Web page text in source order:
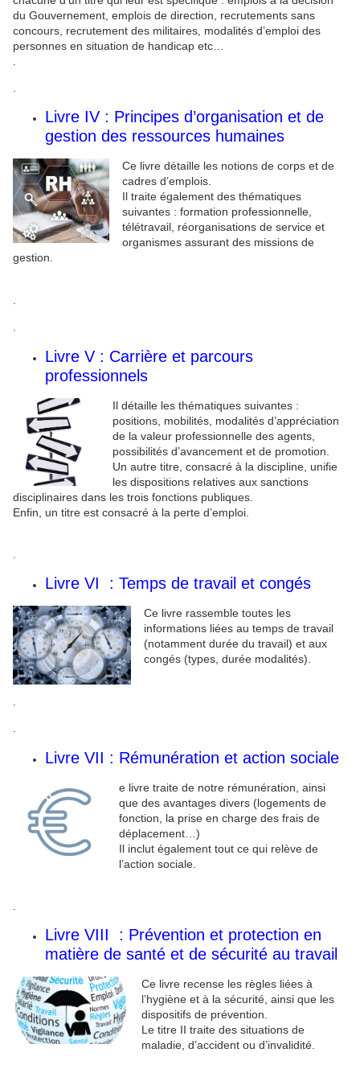
du Gouvernement, emplois de direction, recrutements sans
concours, recrutement des militaires, modalités d’emploi des
personnes en situation de handicap etc…
Livre IV : Principes d’organisation et de
gestion des ressources humaines
Ce livre détaille les notions de corps et de
cadres d’emplois.
Il traite également des thématiques
suivantes : formation professionnelle,
télétravail, réorganisations de service et
organismes assurant des missions de
gestion.
Livre V : Carrière et parcours
professionnels
Il détaille les thématiques suivantes :
positions, mobilités, modalités d’appréciation
de la valeur professionnelle des agents,
possibilités d’avancement et de promotion.
Un autre titre, consacré à la discipline, unifie
les dispositions relatives aux sanctions
disciplinaires dans les trois fonctions publiques.
Enfin, un titre est consacré à la perte d’emploi.
Livre VI : Temps de travail et congés
Ce livre rassemble toutes les
informations liées au temps de travail
(notamment durée du travail) et aux
congés (types, durée modalités).
Livre VII : Rémunération et action sociale
e livre traite de notre rémunération, ainsi
que des avantages divers (logements de
fonction, la prise en charge des frais de
déplacement…)
Il inclut également tout ce qui relève de
l’action sociale.
Livre VIII : Prévention et protection en
matière de santé et de sécurité au travail
Ce livre recense les règles liées à
l’hygiène et à la sécurité, ainsi que les
dispositifs de prévention.
Le titre II traite des situations de
maladie, d’accident ou d’invalidité.